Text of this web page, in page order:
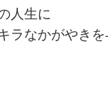
人生に
ラなかがやき